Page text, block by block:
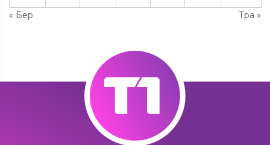
« Бер Тра »